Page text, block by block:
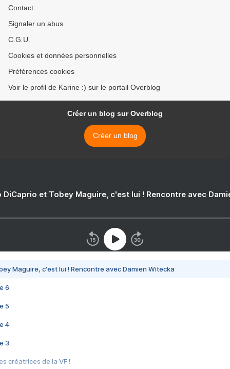
Contact
Signaler un abus
C.G.U.
Cookies et données personnelles
Préférences cookies
Voir le profil de Karine :) sur le portail Overblog
Créer un blog sur Overblog
Créer un blog
DiCaprio et Tobey Maguire, c'est lui ! Rencontre avec
Maguire, c'est lui ! Rencontre avec Damien Witecka
6
5
4
3
créatrices de la VF !